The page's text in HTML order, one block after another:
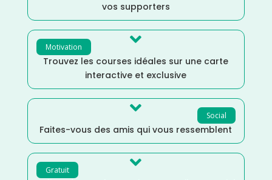
vos supporters
Motivation 
Trouvez les courses idéales sur une carte
interactive et exclusive
Social

Faites-vous des amis qui vous ressemblent
Gratuit 